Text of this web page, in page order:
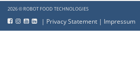
2026 © ROBOT FOOD TECHNOLOGIES
| Privacy Statement | Impressum